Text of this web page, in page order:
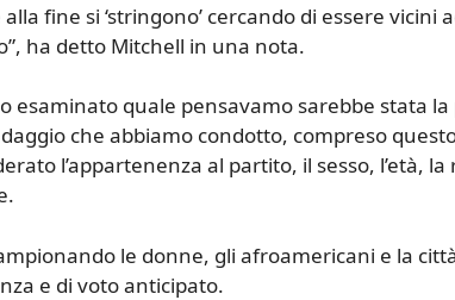
fine si ‘stringono’ cercando di essere vicini
ha detto Mitchell in una nota.
esaminato quale pensavamo sarebbe stata
che abbiamo condotto, compreso
l’appartenenza al partito, il sesso, l’età, la
le donne, gli afroamericani e la
e di voto anticipato.